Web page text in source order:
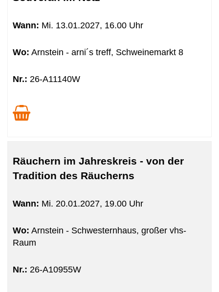
Wann: Mi. 13.01.2027, 16.00 Uhr
Wo: Arnstein - arni´s treff, Schweinemarkt 8
Nr.: 26-A11140W
Räuchern im Jahreskreis - von der
Tradition des Räucherns
Wann: Mi. 20.01.2027, 19.00 Uhr
Wo: Arnstein - Schwesternhaus, großer vhs-
Raum
Nr.: 26-A10955W